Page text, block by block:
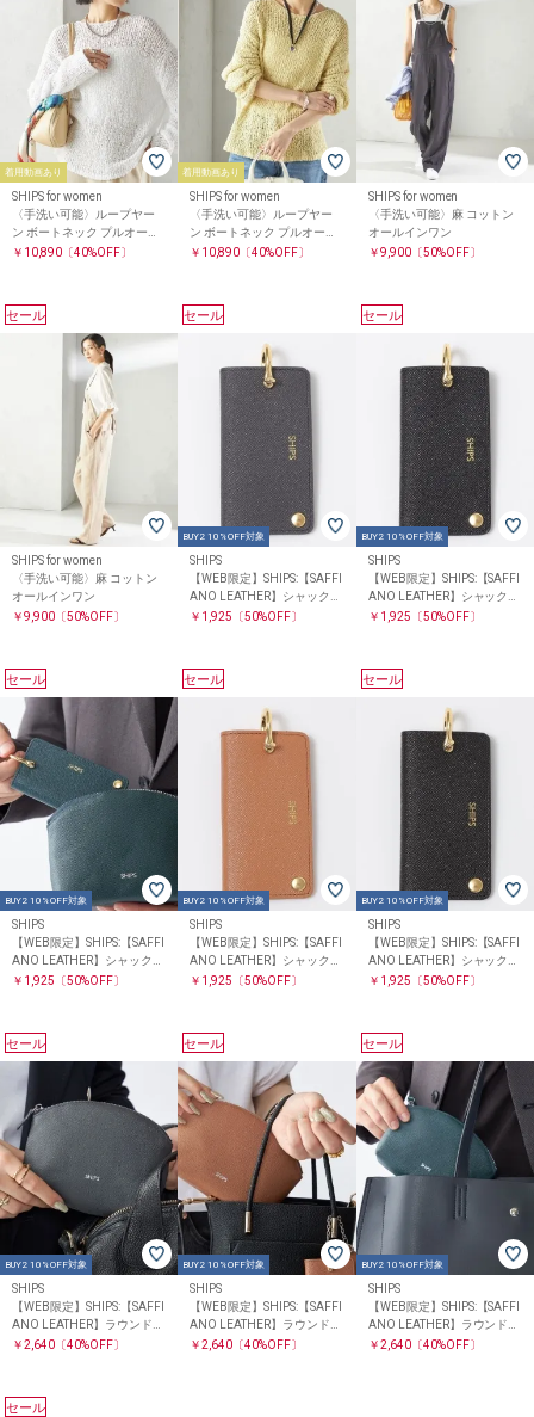
着用動画あり
SHIPS for women
〈手洗い可能〉ループヤー
ン ボートネック プルオーバ
ー
￥10,890〔40%OFF〕
着用動画あり
SHIPS for women
〈手洗い可能〉ループヤー
ン ボートネック プルオーバ
ー
￥10,890 〔40%OFF〕
SHIPS for women
〈手洗い可能〉麻 コットン
オールインワン
￥9,900〔50%OFF〕
セール
SHIPS for women
〈手洗い可能〉麻 コットン
オールインワン
￥9,900〔50%OFF〕
セール
BUY2 10%OFF対象
SHIPS
【WEB限定】SHIPS:【SAFFI
ANO LEATHER】シャックル
2トーン キーケース
￥1,925 〔50%OFF〕
セール
BUY2 10%OFF対象
SHIPS
【WEB限定】SHIPS:【SAFFI
ANO LEATHER】シャックル
2トーン キーケース
￥1,925 〔50%OFF〕
セール
BUY2 10%OFF対象
SHIPS
【WEB限定】SHIPS:【SAFFI
ANO LEATHER】シャックル
2トーン キーケース
￥1,925 〔50%OFF〕
セール
BUY2 10%OFF対象
SHIPS
【WEB限定】SHIPS:【SAFFI
ANO LEATHER】シャックル
2トーン キーケース
￥1,925 〔50%OFF〕
セール
BUY2 10%OFF対象
SHIPS
【WEB限定】SHIPS:【SAFFI
ANO LEATHER】シャックル
2トーン キーケース
￥1,925 〔50%OFF〕
セール
BUY2 10%OFF対象
SHIPS
【WEB限定】SHIPS:【SAFFI
ANO LEATHER】ラウンド
ジップ ポーチ
￥2,640〔40%OFF〕
セール
BUY2 10%OFF対象
SHIPS
【WEB限定】SHIPS:【SAFFI
ANO LEATHER】ラウンド
ジップ ポーチ
￥2,640 〔40%OFF〕
セール
BUY2 10%OFF対象
SHIPS
【WEB限定】SHIPS:【SAFFI
ANO LEATHER】ラウンド
ジップ ポーチ
￥2,640〔40%OFF〕
セール